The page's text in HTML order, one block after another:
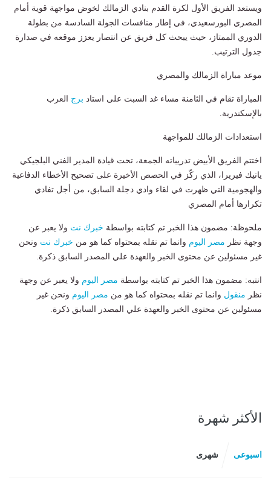
ويستعد الفريق الأول لكرة القدم بنادي الزمالك لخوض مواجهة قوية أمام
المصري البورسعيدي، في إطار منافسات الجولة السادسة من بطولة
الدوري الممتاز، حيث يبحث كل فريق عن انتصار يعزز موقعه في صدارة
جدول الترتيب.
موعد مباراة الزمالك والمصري
المباراة تقام في الثامنة مساء غد السبت على استاد برج العرب
بالإسكندرية.
استعدادات الزمالك للمواجهة
اختتم الفريق الأبيض تدريباته الجمعة، تحت قيادة المدير الفني البلجيكي
يانيك فيريرا، الذي ركّز في الحصص الأخيرة على تصحيح الأخطاء الدفاعية
والهجومية التي ظهرت في لقاء وادي دجلة السابق، من أجل تفادي
تكرارها أمام المصري
ملحوظة: مضمون هذا الخبر تم كتابته بواسطة خبرك نت ولا يعبر عن
وجهة نظر مصر اليوم وانما تم نقله بمحتواه كما هو من خبرك نت ونحن
غير مسئولين عن محتوى الخبر والعهدة علي المصدر السابق ذكرة.
انتبه: مضمون هذا الخبر تم كتابته بواسطة مصر اليوم ولا يعبر عن وجهة
نظر منقول وانما تم نقله بمحتواه كما هو من مصر اليوم ونحن غير
مسئولين عن محتوى الخبر والعهدة علي المصدر السابق ذكرة.
الأكثر شهرة
اسبوعى شهرى